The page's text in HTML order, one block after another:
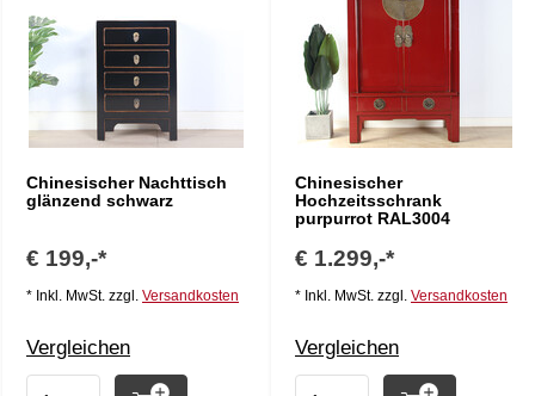
Chinesischer Nachttisch
glänzend schwarz
€ 199,-*
* Inkl. MwSt. zzgl. Versandkosten
Vergleichen
Chinesischer
Hochzeitsschrank
purpurrot RAL3004
€ 1.299,-*
* Inkl. MwSt. zzgl. Versandkosten
Vergleichen